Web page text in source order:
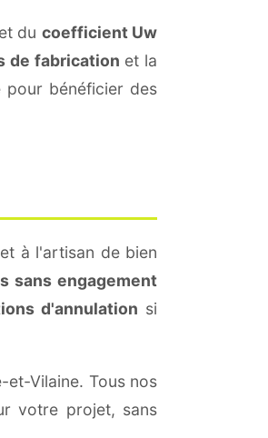
du coefficient Uw
de fabrication et la
pour bénéficier des
à l'artisan de bien
sans engagement
d'annulation si
Vilaine. Tous nos
votre projet, sans